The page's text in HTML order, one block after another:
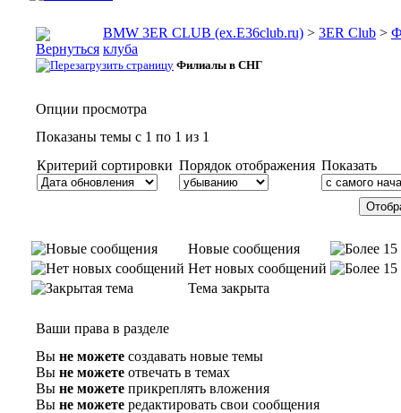
BMW 3ER CLUB (ex.E36club.ru) > 3ER Club >
клуба
Филиалы в СНГ
Опции просмотра
Показаны темы с 1 по 1 из 1
Критерий сортировки Порядок отображения Показать
Новые сообщения
Нет новых сообщений
Тема закрыта
Ваши права в разделе
Вы не можете создавать новые темы
Вы не можете отвечать в темах
Вы не можете прикреплять вложения
Вы не можете редактировать свои сообщения